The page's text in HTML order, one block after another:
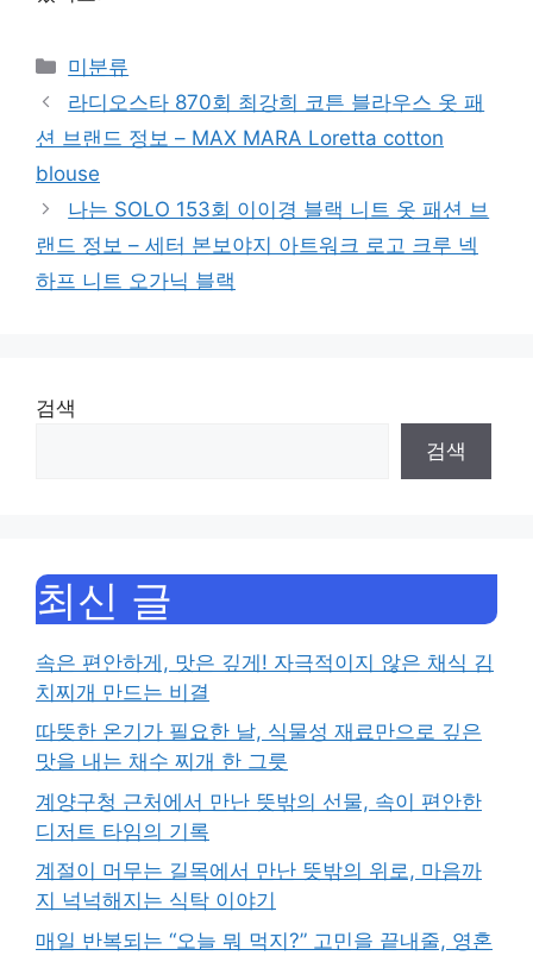
Categories
미분류
라디오스타 870회 최강희 코튼 블라우스 옷 패
션 브랜드 정보 – MAX MARA Loretta cotton
blouse
나는 SOLO 153회 이이경 블랙 니트 옷 패션 브
랜드 정보 – 세터 본보야지 아트워크 로고 크루 넥
하프 니트 오가닉 블랙
검색
검색
최신 글
속은 편안하게, 맛은 깊게! 자극적이지 않은 채식 김
치찌개 만드는 비결
따뜻한 온기가 필요한 날, 식물성 재료만으로 깊은
맛을 내는 채수 찌개 한 그릇
계양구청 근처에서 만난 뜻밖의 선물, 속이 편안한
디저트 타임의 기록
계절이 머무는 길목에서 만난 뜻밖의 위로, 마음까
지 넉넉해지는 식탁 이야기
매일 반복되는 “오늘 뭐 먹지?” 고민을 끝내줄, 영혼